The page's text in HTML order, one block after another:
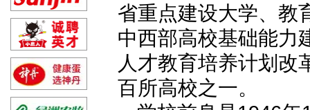
省重点建设大学、教
中西部高校基础能力
人才教育培养计划改
百所高校之一。